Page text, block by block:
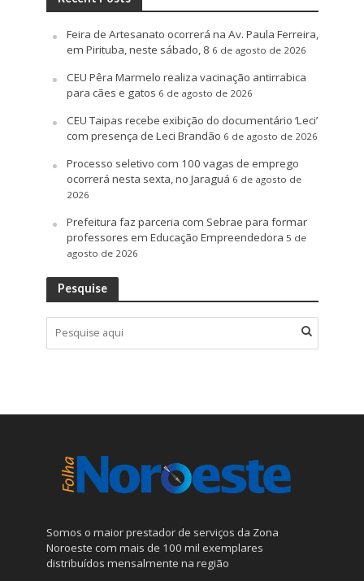
Feira de Artesanato ocorrerá na Av. Paula Ferreira,
em Pirituba, neste sábado, 8 6 de agosto de 2026
CEU Pêra Marmelo realiza vacinação antirrabica
para cães e gatos 6 de agosto de 2026
CEU Taipas recebe exibição do documentário ‘Leci’
com presença de Leci Brandão 6 de agosto de 2026
Processo seletivo com 100 vagas de emprego
ocorrerá nesta sexta, no Jaraguá 6 de agosto de
2026
Prefeitura faz parceria com Sebrae para formar
professores em Educação Empreendedora 5 de
agosto de 2026
Pesquise
Somos o maior prestador de serviços da Zona
Noroeste com mais de 100 mil exemplares
distribuídos mensalmente na região